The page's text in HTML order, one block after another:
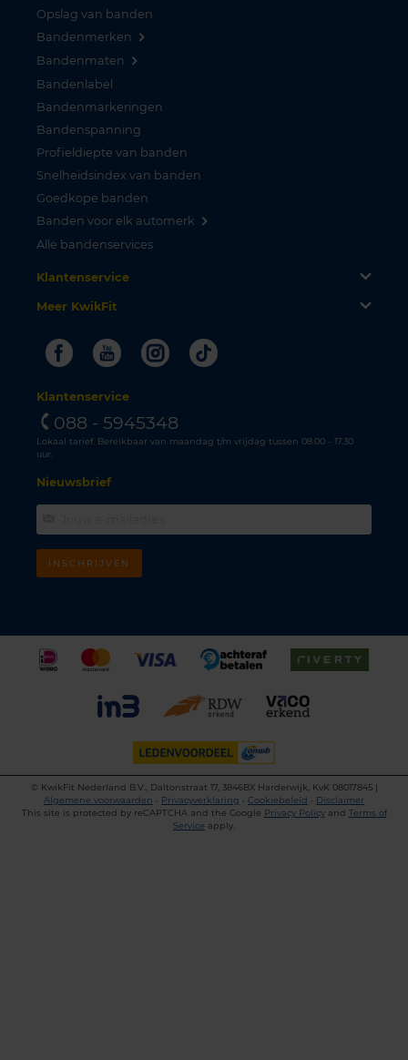
Opslag van banden
Bandenmerken
Bandenmaten
Bandenlabel
Bandenmarkeringen
Bandenspanning
Profieldiepte van banden
Snelheidsindex van banden
Goedkope banden
Banden voor elk automerk
Alle bandenservices
Klantenservice
Meer KwikFit
FacebookYoutubeInstagram
Tiktok
Klantenservice
088 - 5945348
Lokaal tarief. Bereikbaar van maandag t/m vrijdag tussen 08.00 - 17.30
uur.
Nieuwsbrief
INSCHRIJVEN
©
KwikFit Nederland B.V., Daltonstraat 17, 3846BX Harderwijk, KvK 08017845 |
Algemene voorwaarden • Privacyverklaring • Cookiebeleid • Disclaimer
This site is protected by reCAPTCHA and the Google Privacy Policyand Terms of
Service apply.